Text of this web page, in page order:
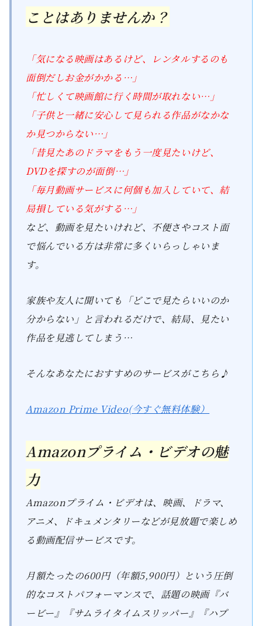
ことはありませんか？
「気になる映画はあるけど、レンタルするのも
面倒だしお金がかかる…」
「忙しくて映画館に行く時間が取れない…」
「子供と一緒に安心して見られる作品がなかな
か見つからない…」
「昔見たあのドラマをもう一度見たいけど、
DVDを探すのが面倒…」
「毎月動画サービスに何個も加入していて、結
局損している気がする…」
など、動画を見たいけれど、不便さやコスト面
で悩んでいる方は非常に多くいらっしゃいま
す。
家族や友人に聞いても「どこで見たらいいのか
分からない」と言われるだけで、結局、見たい
作品を見逃してしまう…
そんなあなたにおすすめのサービスがこちら♪
Amazon Prime Video(今すぐ無料体験）
Amazonプライム・ビデオの魅
力
Amazonプライム・ビデオは、映画、ドラマ、
アニメ、ドキュメンタリーなどが見放題で楽しめ
る動画配信サービスです。
月額たったの600円（年額5,900円）という圧倒
的なコストパフォーマンスで、話題の映画『バ
ービー』『サムライタイムスリッパー』『ハプ